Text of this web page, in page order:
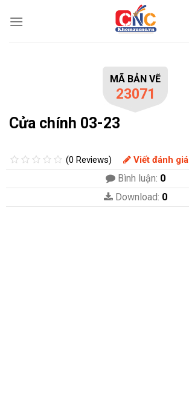
MÃ BẢN VẼ
23071
Cửa chính 03-23
(0 Reviews) Viết đánh giá
Bình luận: 0
Download: 0